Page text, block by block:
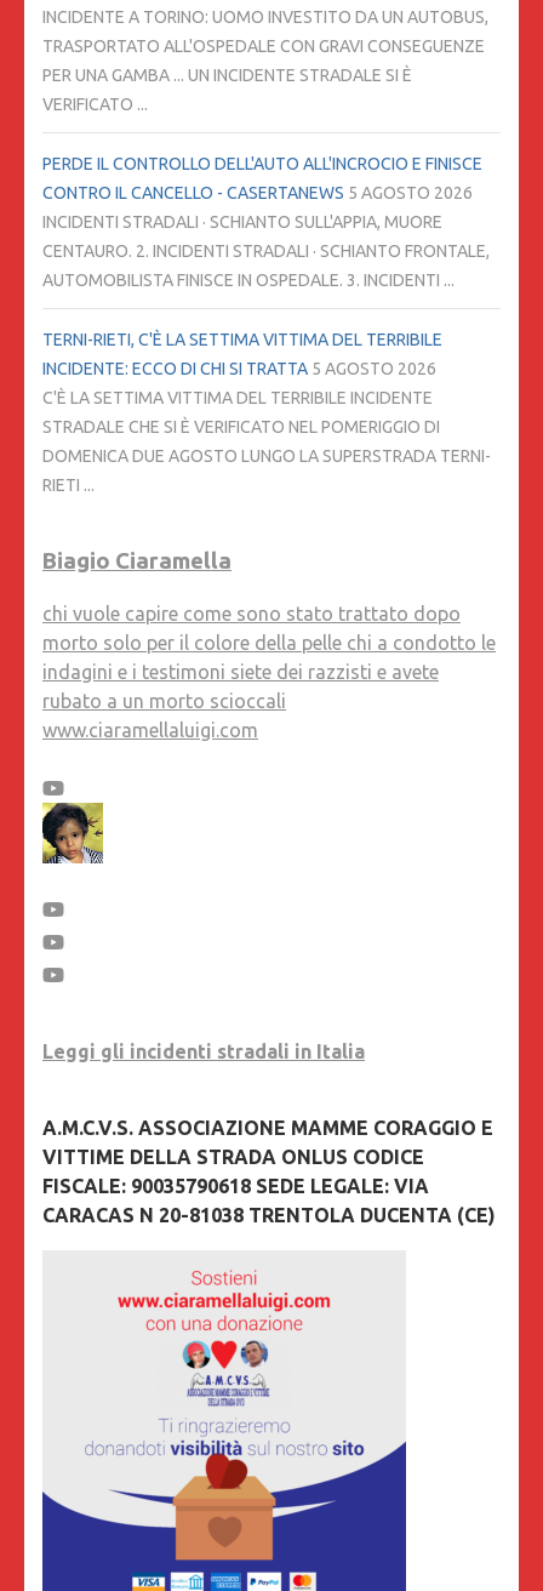
INCIDENTE A TORINO: UOMO INVESTITO DA UN AUTOBUS,
TRASPORTATO ALL'OSPEDALE CON GRAVI CONSEGUENZE
PER UNA GAMBA ... UN INCIDENTE STRADALE SI È
VERIFICATO ...
PERDE IL CONTROLLO DELL'AUTO ALL'INCROCIO E FINISCE
CONTRO IL CANCELLO - CASERTANEWS 5 AGOSTO 2026
INCIDENTI STRADALI · SCHIANTO SULL'APPIA, MUORE
CENTAURO. 2. INCIDENTI STRADALI · SCHIANTO FRONTALE,
AUTOMOBILISTA FINISCE IN OSPEDALE. 3. INCIDENTI ...
TERNI-RIETI, C'È LA SETTIMA VITTIMA DEL TERRIBILE
INCIDENTE: ECCO DI CHI SI TRATTA 5 AGOSTO 2026
C'È LA SETTIMA VITTIMA DEL TERRIBILE INCIDENTE
STRADALE CHE SI È VERIFICATO NEL POMERIGGIO DI
DOMENICA DUE AGOSTO LUNGO LA SUPERSTRADA TERNI-
RIETI ...
Biagio Ciaramella
chi vuole capire come sono stato trattato dopo
morto solo per il colore della pelle chi a condotto le
indagini e i testimoni siete dei razzisti e avete
rubato a un morto scioccali
www.ciaramellaluigi.com
Leggi gli incidenti stradali in Italia
A.M.C.V.S. ASSOCIAZIONE MAMME CORAGGIO E
VITTIME DELLA STRADA ONLUS CODICE
FISCALE: 90035790618 SEDE LEGALE: VIA
CARACAS N 20-81038 TRENTOLA DUCENTA (CE)